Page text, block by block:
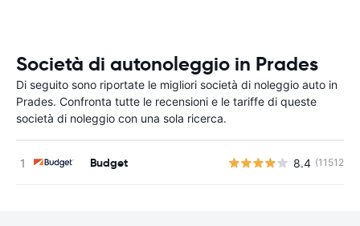
Società di autonoleggio in Prades
Di seguito sono riportate le migliori società di noleggio auto in
Prades. Confronta tutte le recensioni e le tariffe di queste
società di noleggio con una sola ricerca.
Budget 8.4 (11512)